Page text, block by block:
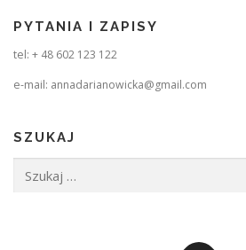
PYTANIA I ZAPISY
tel: + 48 602 123 122
e-mail: annadarianowicka@gmail.com
SZUKAJ